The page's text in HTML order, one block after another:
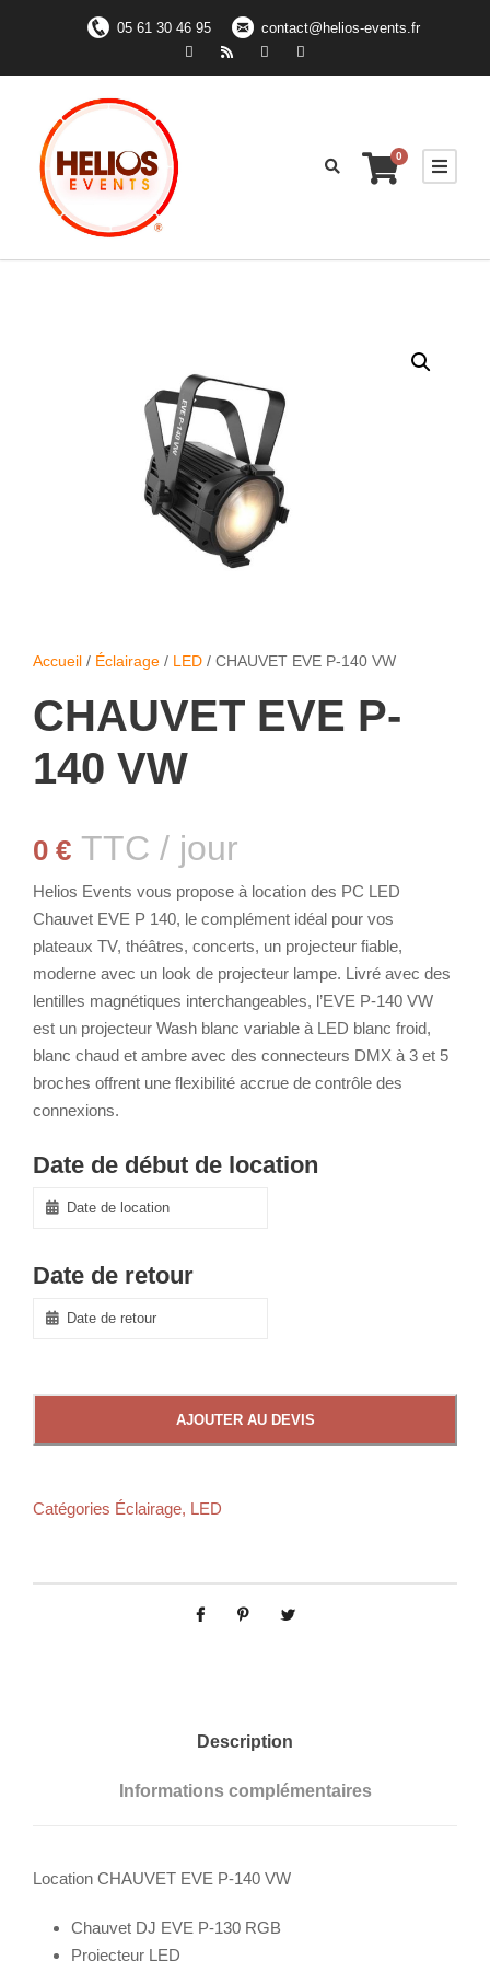
05 61 30 46 95 contact@helios-events.fr
0
Accueil / Éclairage / LED / CHAUVET EVE P-140 VW
CHAUVET EVE P-
140 VW
0 € TTC / jour
Helios Events vous propose à location des PC LED
Chauvet EVE P 140, le complément idéal pour vos
plateaux TV, théâtres, concerts, un projecteur fiable,
moderne avec un look de projecteur lampe. Livré avec des
lentilles magnétiques interchangeables, l’EVE P-140 VW
est un projecteur Wash blanc variable à LED blanc froid,
blanc chaud et ambre avec des connecteurs DMX à 3 et 5
broches offrent une flexibilité accrue de contrôle des
connexions.
Date de début de location
Date de retour
AJOUTER AU DEVIS
Catégories Éclairage, LED
Description
Informations complémentaires
Location CHAUVET EVE P-140 VW
Chauvet DJ EVE P-130 RGB
Projecteur LED